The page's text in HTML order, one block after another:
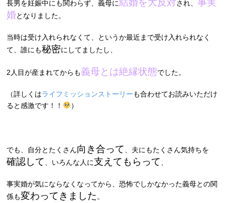
長男を妊娠中にも関わらず、義母に結婚を大反対され、事実
婚となりました。
当時は受け入れられなくて、というか最近まで受け入れられなく
て、誰にも秘密にしてましたし、
2人目が産まれてからも義母とは絶縁状態でした。
（詳しくはライフミッションストーリーも合わせてお読みいただけ
ると感激です！！
）
でも、自分とたくさん向き合って 、夫にもたくさん気持ちを
確認して 、いろんな人に支えてもらって
事実婚が気にならなくなってから、恐怖でしかなかった義母との関
係も変わってきました 。